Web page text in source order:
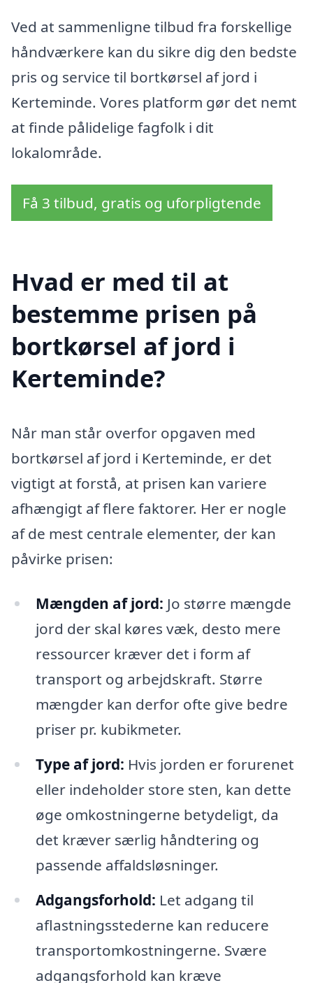
Ved at sammenligne tilbud fra forskellige
håndværkere kan du sikre dig den bedste
pris og service til bortkørsel af jord i
Kerteminde. Vores platform gør det nemt
at finde pålidelige fagfolk i dit
lokalområde.
Få 3 tilbud, gratis og uforpligtende
Hvad er med til at
bestemme prisen på
bortkørsel af jord i
Kerteminde?
Når man står overfor opgaven med
bortkørsel af jord i Kerteminde, er det
vigtigt at forstå, at prisen kan variere
afhængigt af flere faktorer. Her er nogle
af de mest centrale elementer, der kan
påvirke prisen:
Mængden af jord: Jo større mængde
jord der skal køres væk, desto mere
ressourcer kræver det i form af
transport og arbejdskraft. Større
mængder kan derfor ofte give bedre
priser pr. kubikmeter.
Type af jord: Hvis jorden er forurenet
eller indeholder store sten, kan dette
øge omkostningerne betydeligt, da
det kræver særlig håndtering og
passende affaldsløsninger.
Adgangsforhold: Let adgang til
aflastningsstederne kan reducere
transportomkostningerne. Svære
adgangsforhold kan kræve